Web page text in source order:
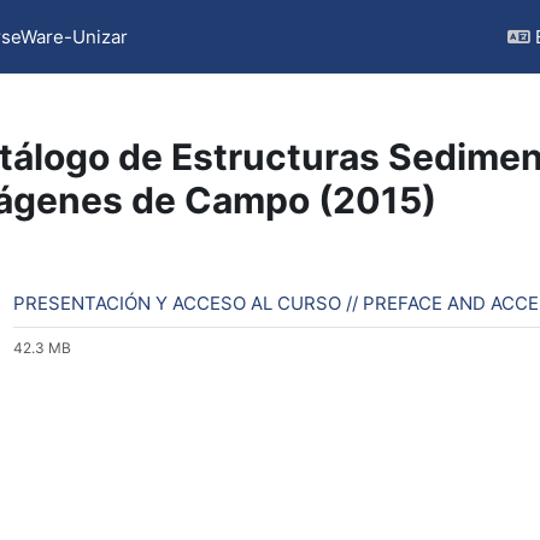
Unizar
de Estructuras
de Campo (2015)
PRESENTACIÓN Y ACCESO AL CURSO // PREFACE AND
42.3 MB